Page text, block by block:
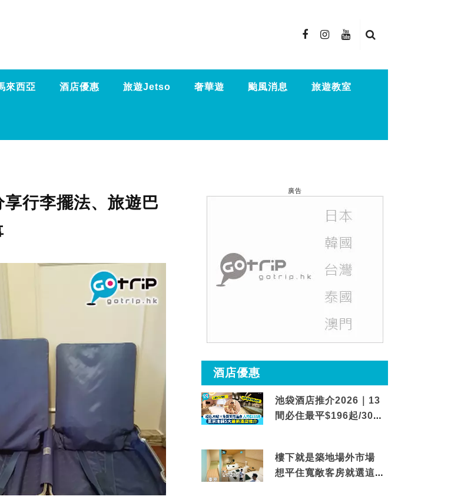
來西亞 酒店優惠 旅遊Jetso 奢華遊 颱風消息 旅遊教室
行李擺法、旅遊巴
廣告
酒店優惠
池袋酒店推介2026｜13
間必住最平$196起/30秒
樓下就是築地場外市場
想平住寬敞客房就選這間